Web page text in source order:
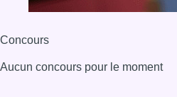
Concours
Aucun concours pour le moment